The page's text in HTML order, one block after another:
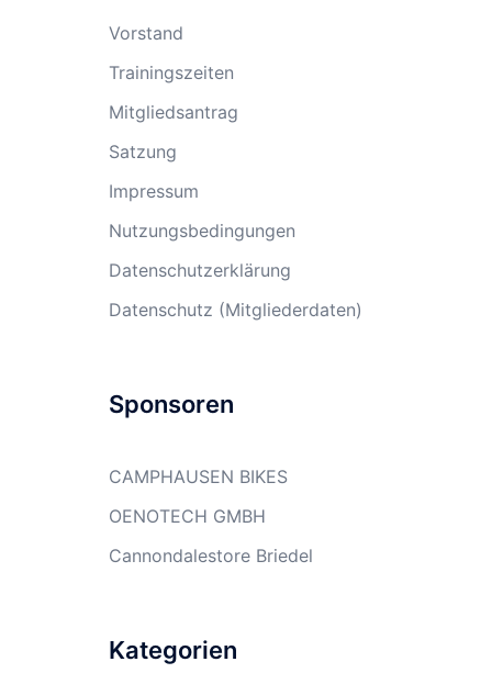
Vorstand
Trainingszeiten
Mitgliedsantrag
Satzung
Impressum
Nutzungsbedingungen
Datenschutzerklärung
Datenschutz (Mitgliederdaten)
Sponsoren
CAMPHAUSEN BIKES
OENOTECH GMBH
Cannondalestore Briedel
Kategorien